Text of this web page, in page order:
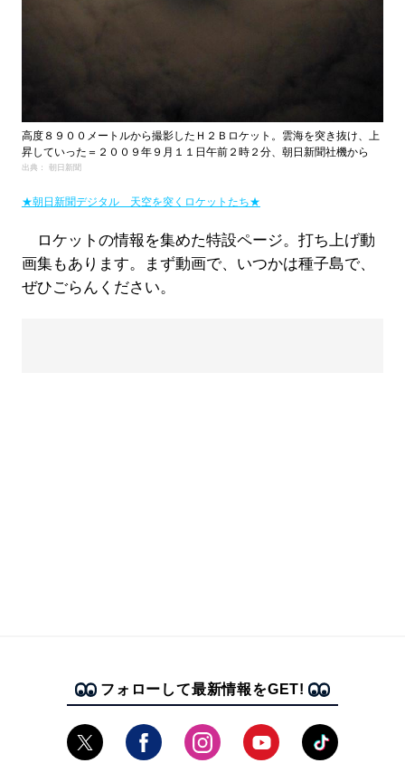
高度８９００メートルから撮影したＨ２Ｂロケット。雲海を突き抜け、上
昇していった＝２００９年９月１１日午前２時２分、朝日新聞社機から
出典： 朝日新聞
★朝日新聞デジタル 天空を突くロケットたち★
ロケットの情報を集めた特設ページ。打ち上げ動
画集もあります。まず動画で、いつかは種子島で、
ぜひごらんください。
フォローして最新情報をGET!